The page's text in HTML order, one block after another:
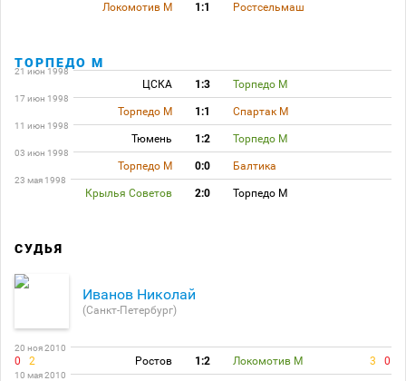
Локомотив М 1:1 Ростсельмаш
ТОРПЕДО М
21 июн 1998
ЦСКА 1:3 Торпедо М
17 июн 1998
Торпедо М 1:1 Спартак М
11 июн 1998
Тюмень 1:2 Торпедо М
03 июн 1998
Торпедо М 0:0 Балтика
23 мая 1998
Крылья Советов 2:0 Торпедо М
СУДЬЯ
Иванов Николай
(Санкт-Петербург)
20 ноя 2010
0 2 Ростов 1:2 Локомотив М 3 0
10 мая 2010